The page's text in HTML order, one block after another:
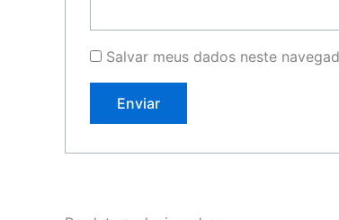
Salvar meus dados neste